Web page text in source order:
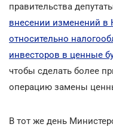
правительства
внесении изменений в
относительно
инвесторов в ценные
чтобы сделать более
операцию замены
В тот же день